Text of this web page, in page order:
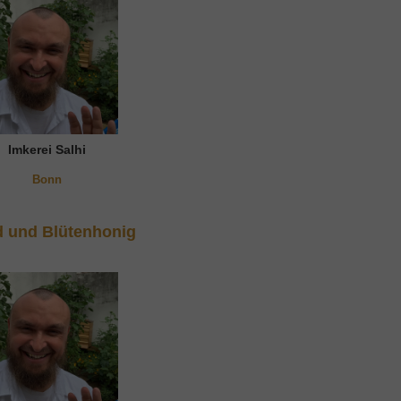
Imkerei Salhi
Bonn
und Blütenhonig